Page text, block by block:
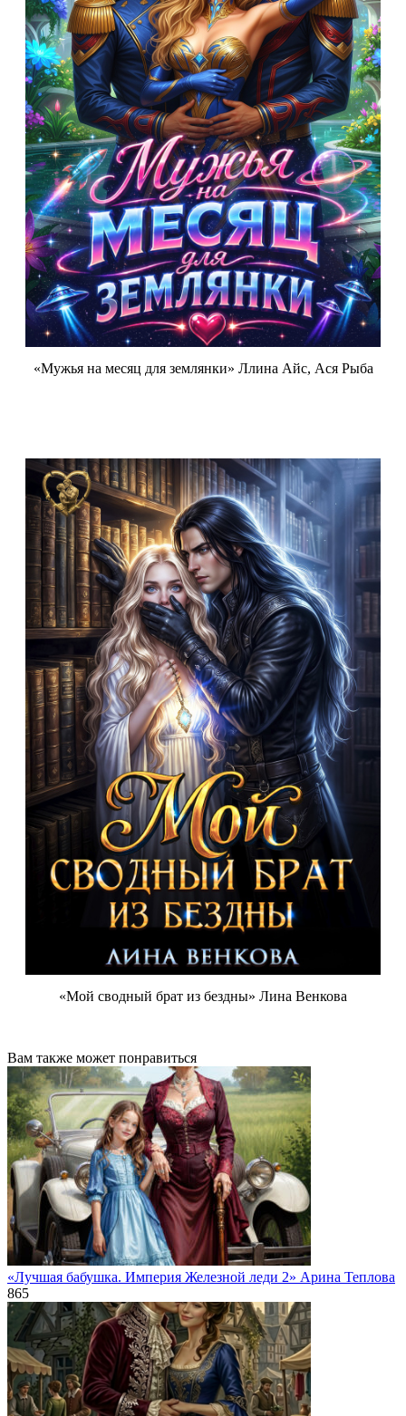
«Мужья на месяц для землянки» Ллина Айс, Ася Рыба
«Мой сводный брат из бездны» Лина Венкова
Вам также может понравиться
«Лучшая бабушка. Империя Железной леди 2» Арина Теплова
865